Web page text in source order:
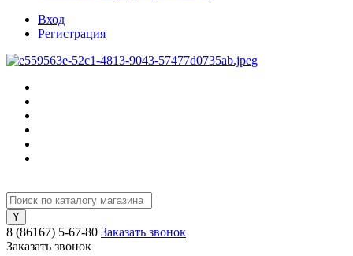
Вход
Регистрация
8 (86167) 5-67-80 Заказать звонок
Заказать звонок